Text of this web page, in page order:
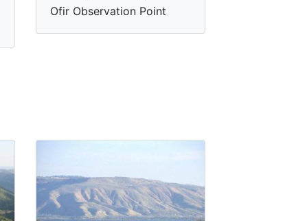
Ofir Observation Point